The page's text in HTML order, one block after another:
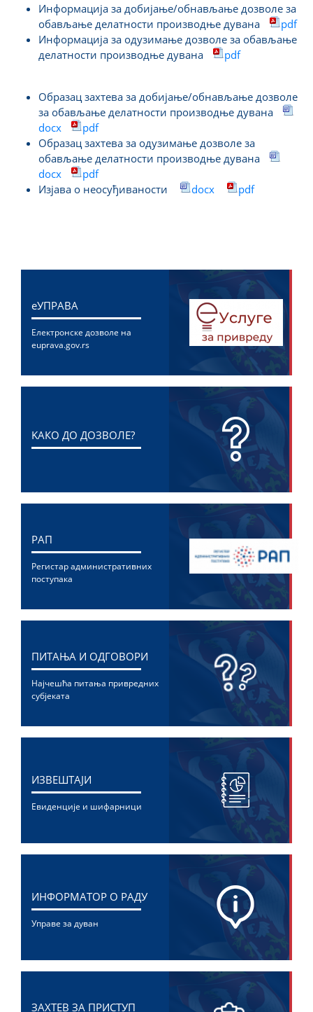
Информација за добијање/обнављање дозволе за
обављање делатности производње дувана
pdf
Информација за одузимање дозволе за обављање
делатности производње дувана
pdf
Образац захтева за добијање/обнављање дозволе
за обављање делатности производње дувана
docx
pdf
Образац захтева за одузимање дозволе за
обављање делатности производње дувана
docx
pdf
Изјава о неосуђиваности
docx pdf
eУПРАВА
Електронске дозволе на
euprava.gov.rs
KАКО ДО ДОЗВОЛЕ?
РАП
Регистар административних
поступака
ПИТАЊА И ОДГОВОРИ
Најчешћа питања привредних
субјеката
ИЗВЕШТАЈИ
Евиденције и шифарници
ИНФОРМАТОР О РАДУ
Управе за дуван
ЗАХТЕВ ЗА ПРИСТУП